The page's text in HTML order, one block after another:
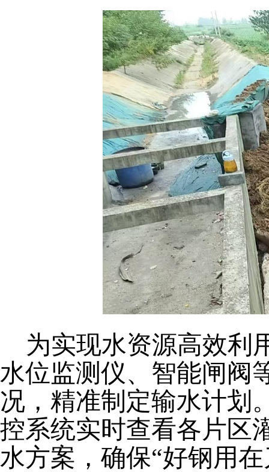
为实现水资源高效利
水位监测仪、智能闸阀
况，精准制定输水计划
控系统实时查看各片区
水方案，确保“好钢用